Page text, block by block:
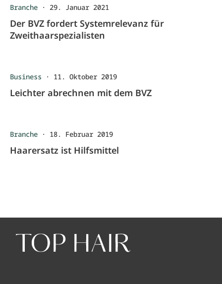
Branche · 29. Januar 2021
Der BVZ fordert Systemrelevanz für
Zweithaarspezialisten
Business · 11. Oktober 2019
Leichter abrechnen mit dem BVZ
Branche · 18. Februar 2019
Haarersatz ist Hilfsmittel